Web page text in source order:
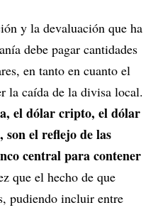
y la devaluación que ha
debe pagar cantidades
en tanto en cuanto el
la caída de la divisa local.
el dólar cripto, el dólar
son el reflejo de las
central para contener
que el hecho de que
pudiendo incluir entre